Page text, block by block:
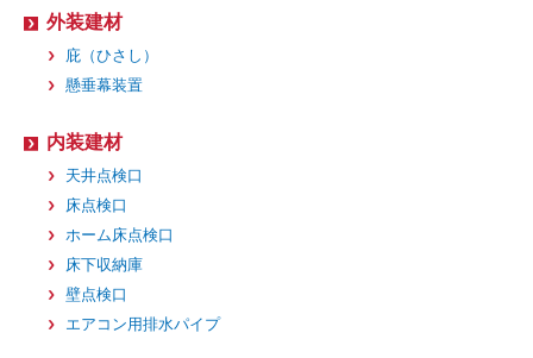
外装建材
庇（ひさし）
懸垂幕装置
内装建材
天井点検口
床点検口
ホーム床点検口
床下収納庫
壁点検口
エアコン用排水パイプ